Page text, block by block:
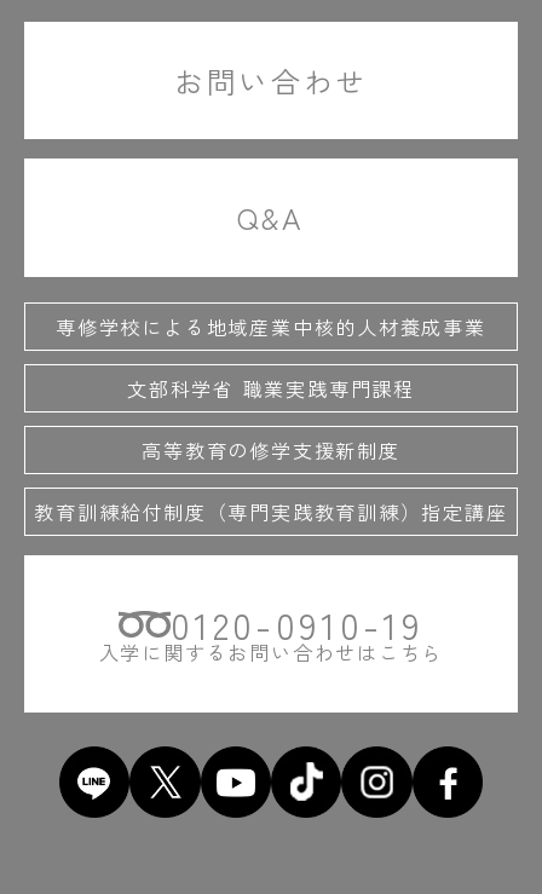
0120-0910-19
入学に関するお問い合わせはこちら
お問い合わせ
Q&A
専修学校による地域産業中核的人材養成事業
文部科学省 職業実践専門課程
高等教育の修学支援新制度
教育訓練給付制度（専門実践教育訓練）指定講座